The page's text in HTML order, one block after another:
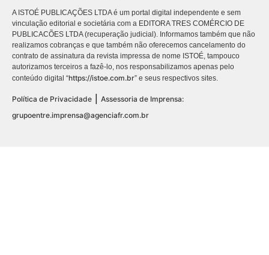
A ISTOÉ PUBLICAÇÕES LTDA é um portal digital independente e sem
vinculação editorial e societária com a EDITORA TRES COMÉRCIO DE
PUBLICACÕES LTDA (recuperação judicial). Informamos também que não
realizamos cobranças e que também não oferecemos cancelamento do
contrato de assinatura da revista impressa de nome ISTOÉ, tampouco
autorizamos terceiros a fazê-lo, nos responsabilizamos apenas pelo
conteúdo digital “https://istoe.com.br” e seus respectivos sites.
Política de Privacidade
Assessoria de Imprensa:
grupoentre.imprensa@agenciafr.com.br